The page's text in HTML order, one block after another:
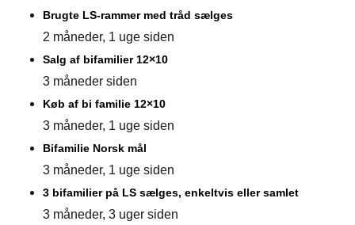
Brugte LS-rammer med tråd sælges
2 måneder, 1 uge siden
Salg af bifamilier 12×10
3 måneder siden
Køb af bi familie 12×10
3 måneder, 1 uge siden
Bifamilie Norsk mål
3 måneder, 1 uge siden
3 bifamilier på LS sælges, enkeltvis eller samlet
3 måneder, 3 uger siden